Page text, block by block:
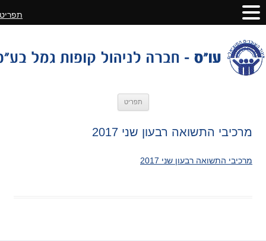
תפריט
מרכיבי התשואה רבעון שני 2017
מרכיבי התשואה רבעון שני 2017
תפריט